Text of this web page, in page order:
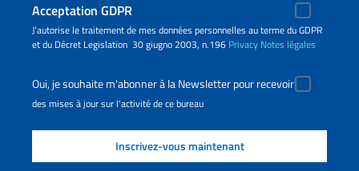
Acceptation GDPR
J’autorise le traitement de mes données personnelles au terme du GDPR
et du Décret Legislation 30 giugno 2003, n.196 Privacy Notes légales
Oui, je souhaite m'abonner à la Newsletter pour recevoir
des mises à jour sur l'activité de ce bureau